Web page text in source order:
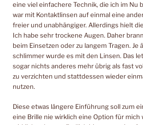
eine viel einfachere Technik, die ich im Nu
war mit Kontaktlinsen auf einmal eine
freier und unabhängiger. Allerdings hielt
Ich habe sehr trockene Augen. Daher
beim Einsetzen oder zu langem Tragen. Je
schlimmer wurde es mit den Linsen. Das
sogar nichts anderes mehr übrig als fast
zu verzichten und stattdessen wieder
nutzen.
Diese etwas längere Einführung soll zum
eine Brille nie wirklich eine Option für mich